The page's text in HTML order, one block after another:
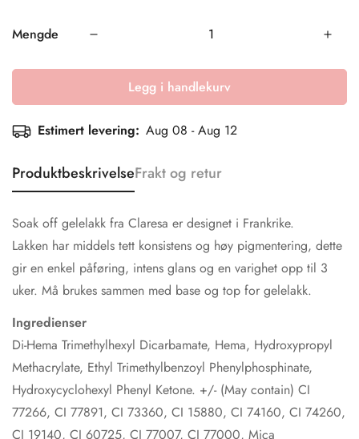
Mengde
Legg i handlekurv
Estimert levering: Aug 08 - Aug 12
ProduktbeskrivelseFrakt og retur
Soak off gelelakk fra Claresa er designet i Frankrike.
Lakken har middels tett konsistens og høy pigmentering, dette
gir en enkel påføring, intens glans og en varighet opp til 3
uker. Må brukes sammen med base og top for gelelakk.
Ingredienser
Di-Hema Trimethylhexyl Dicarbamate, Hema, Hydroxypropyl
Methacrylate, Ethyl Trimethylbenzoyl Phenylphosphinate,
Hydroxycyclohexyl Phenyl Ketone. +/- (May contain) CI
77266, CI 77891, CI 73360, CI 15880, CI 74160, CI 74260,
CI 19140, CI 60725, CI 77007, CI 77000, Mica